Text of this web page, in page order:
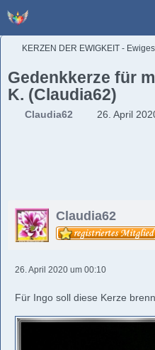
KERZEN DER EWIGKEIT -
Gedenkkerze für
K. (Claudia62)
Claudia62 26. April
Claudia62
26. April 2020 um 00:10
Für Ingo soll diese Kerze